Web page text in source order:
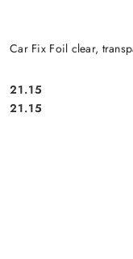
Car Fix Foil clear,
Cena:
21.15
Cena:
21.15